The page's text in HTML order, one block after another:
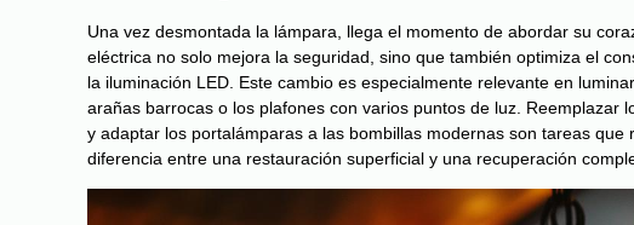
Una vez desmontada la lámpara, llega el momento de abordar su
eléctrica no solo mejora la seguridad, sino que también optimiza el
la iluminación LED. Este cambio es especialmente relevante en
arañas barrocas o los plafones con varios puntos de luz. Reemplazar
y adaptar los portalámparas a las bombillas modernas son tareas
diferencia entre una restauración superficial y una recuperación